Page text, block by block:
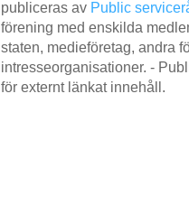
publiceras av Public
förening med enskilda
staten, medieföretag, andra
intresseorganisationer. -
för externt länkat innehåll.